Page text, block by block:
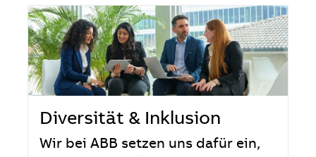
Diversität & Inklusion
Wir bei ABB setzen uns dafür ein,